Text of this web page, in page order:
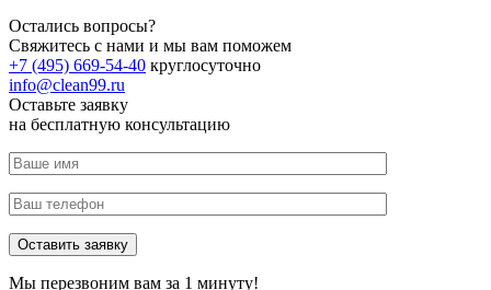
Остались вопросы?
Свяжитесь с нами и мы вам поможем
+7 (495) 669-54-40 круглосуточно
info@clean99.ru
Оставьте заявку
на бесплатную консультацию
Мы перезвоним вам за 1 минуту!